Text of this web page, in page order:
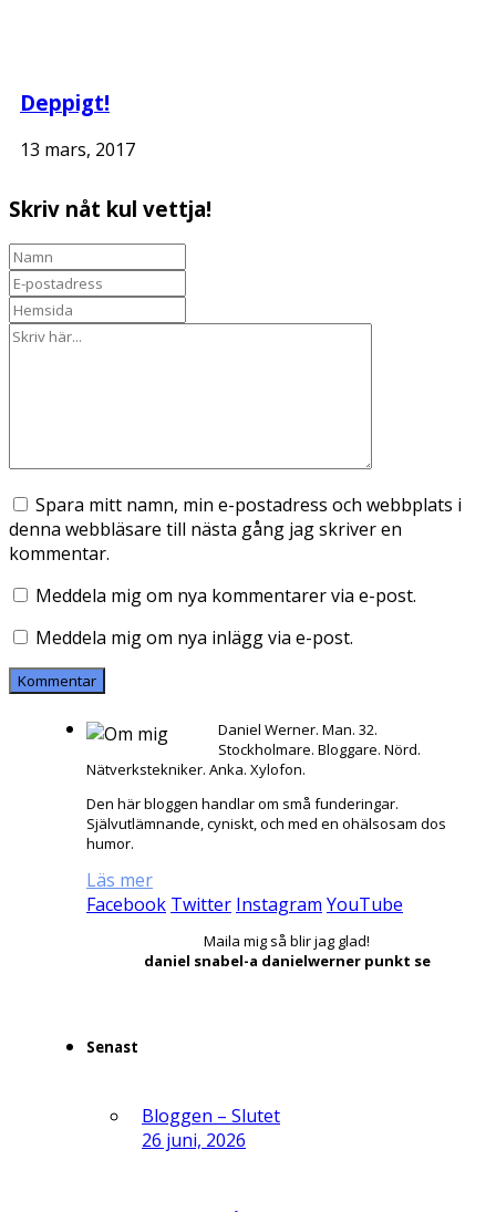
Deppigt!
13 mars, 2017
Skriv nåt kul vettja!
Spara mitt namn, min e-postadress och webbplats i
denna webbläsare till nästa gång jag skriver en
kommentar.
Meddela mig om nya kommentarer via e-post.
Meddela mig om nya inlägg via e-post.
Daniel Werner. Man. 32.
Stockholmare. Bloggare. Nörd.
Nätverkstekniker. Anka. Xylofon.
Den här bloggen handlar om små funderingar.
Självutlämnande, cyniskt, och med en ohälsosam dos
humor.
Läs mer
Facebook Twitter Instagram YouTube
Maila mig så blir jag glad!
daniel snabel-a danielwerner punkt se
Senast
Bloggen – Slutet
26 juni, 2026